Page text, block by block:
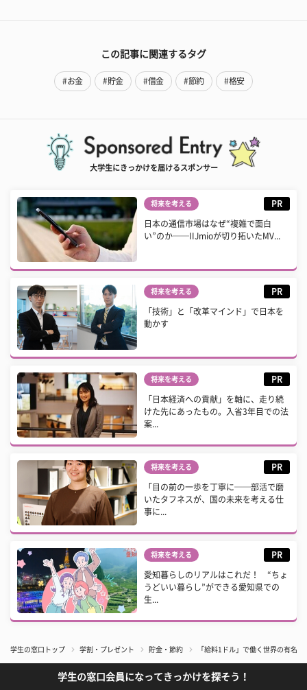
この記事に関連するタグ
#お金 #貯金 #借金 #節約 #格安
大学生にきっかけを届けるスポンサー
将来を考える PR
日本の通信市場はなぜ“複雑で面白
い”のか──IIJmioが切り拓いたMV...
将来を考える PR
「技術」と「改革マインド」で日本を
動かす
将来を考える PR
「日本経済への貢献」を軸に、走り続
けた先にあったもの。入省3年目での法
案...
将来を考える PR
「目の前の一歩を丁寧に──部活で磨
いたタフネスが、国の未来を考える仕
事に...
将来を考える PR
愛知暮らしのリアルはこれだ！ “ちょ
うどいい暮らし”ができる愛知県での
生...
学生の窓口トップ 学割・プレゼント 貯金・節約 「給料1ドル」で働く世界の有名
学生の窓口会員になってきっかけを探そう！